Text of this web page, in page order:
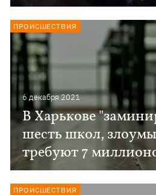
6 декабря 2021
В Харькове
шесть школ,
требуют 7
ПРОИСШЕСТВИЯ
ПРОИСШЕСТВИЯ